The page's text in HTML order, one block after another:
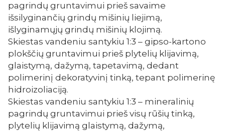
pagrindų gruntavimui prieš savaime
išsilyginančių grindų mišinių liejimą,
išlyginamųjų grindų mišinių klojimą.
Skiestas vandeniu santykiu 1:3 – gipso-kartono
plokščių gruntavimui prieš plytelių klijavimą,
glaistymą, dažymą, tapetavimą, dedant
polimerinį dekoratyvinį tinką, tepant polimerinę
hidroizoliaciją.
Skiestas vandeniu santykiu 1:3 – mineralinių
pagrindų gruntavimui prieš visų rūšių tinką,
plytelių klijavimą glaistymą, dažymą,